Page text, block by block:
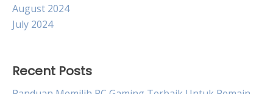
August 2024
July 2024
Recent Posts